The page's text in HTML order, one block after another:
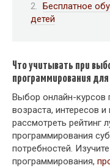
Бесплатное
детей
Что учитывать при
программирования
Выбор онлайн-курсов
возраста, интересов
рассмотреть рейтинг
программирования
потребностей.
программирования,